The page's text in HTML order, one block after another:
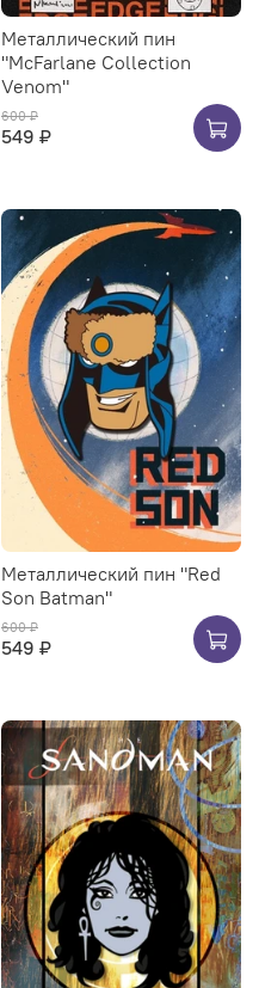
Металлический пин
"McFarlane Collection
Venom"
600 ₽
549 ₽
Металлический пин "Red
Son Batman"
600 ₽
549 ₽